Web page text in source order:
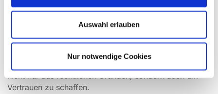
Auswahl erlauben
Nur notwendige Cookies
Sicherheit oberste Priorität. Schulen und Hochschulen
verarbeiten eine große Menge sensibler Daten – von
Schülerakten bis hin zu Forschungsprojekten. Diese
nicht nur aus rechtlichen Gründen, sondern auch um
Vertrauen zu schaffen.